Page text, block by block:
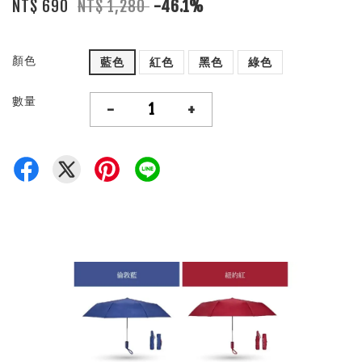
NT$ 690 NT$ 1,280 -46.1%
顏色 藍色 紅色 黑色 綠色
數量 - +